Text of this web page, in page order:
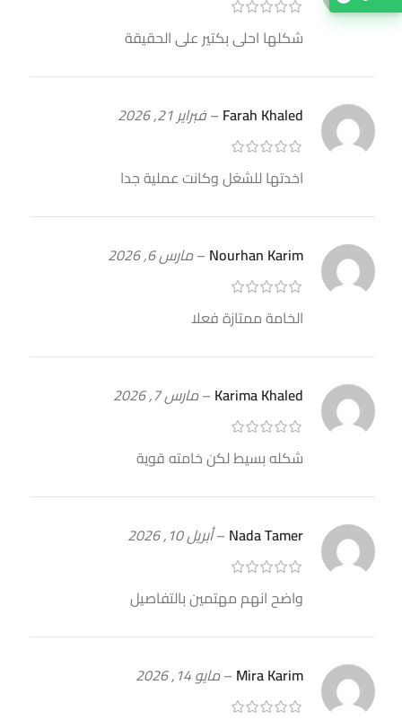
شكلها احلى بكتير على الحقيقة
Farah Khaled
–فبراير 21, 2026
اخدتها للشغل وكانت عملية جدا
Nourhan Karim
–مارس 6, 2026
الخامة ممتازة فعلا
Karima Khaled
–مارس 7, 2026
شكله بسيط لكن خامته قوية
Nada Tamer
–أبريل 10, 2026
واضح انهم مهتمين بالتفاصيل
Mira Karim
–مايو 14, 2026